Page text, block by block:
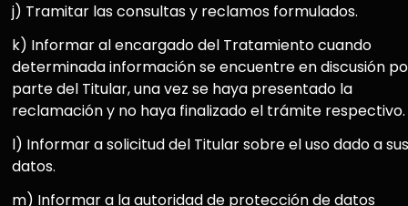
j) Tramitar las consultas y reclamos formulados.
k) Informar al encargado del Tratamiento cuando
determinada información se encuentre en discusión
parte del Titular, una vez se haya presentado la
reclamación y no haya finalizado el trámite respectivo.
l) Informar a solicitud del Titular sobre el uso dado a sus
datos.
m) Informar a la autoridad de protección de datos